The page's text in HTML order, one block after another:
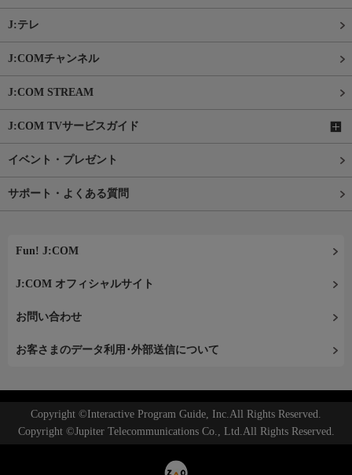
J:テレ
J:COMチャンネル
J:COM STREAM
J:COM TVサービスガイド
イベント・プレゼント
サポート・よくある質問
Fun! J:COM
J:COM オフィシャルサイト
お問い合わせ
お客さまのデータ利用･外部送信について
Copyright ©Interactive Program Guide, Inc.All Rights Reserved.
Copyright ©Jupiter Telecommunications Co., Ltd.All Rights Reserved.